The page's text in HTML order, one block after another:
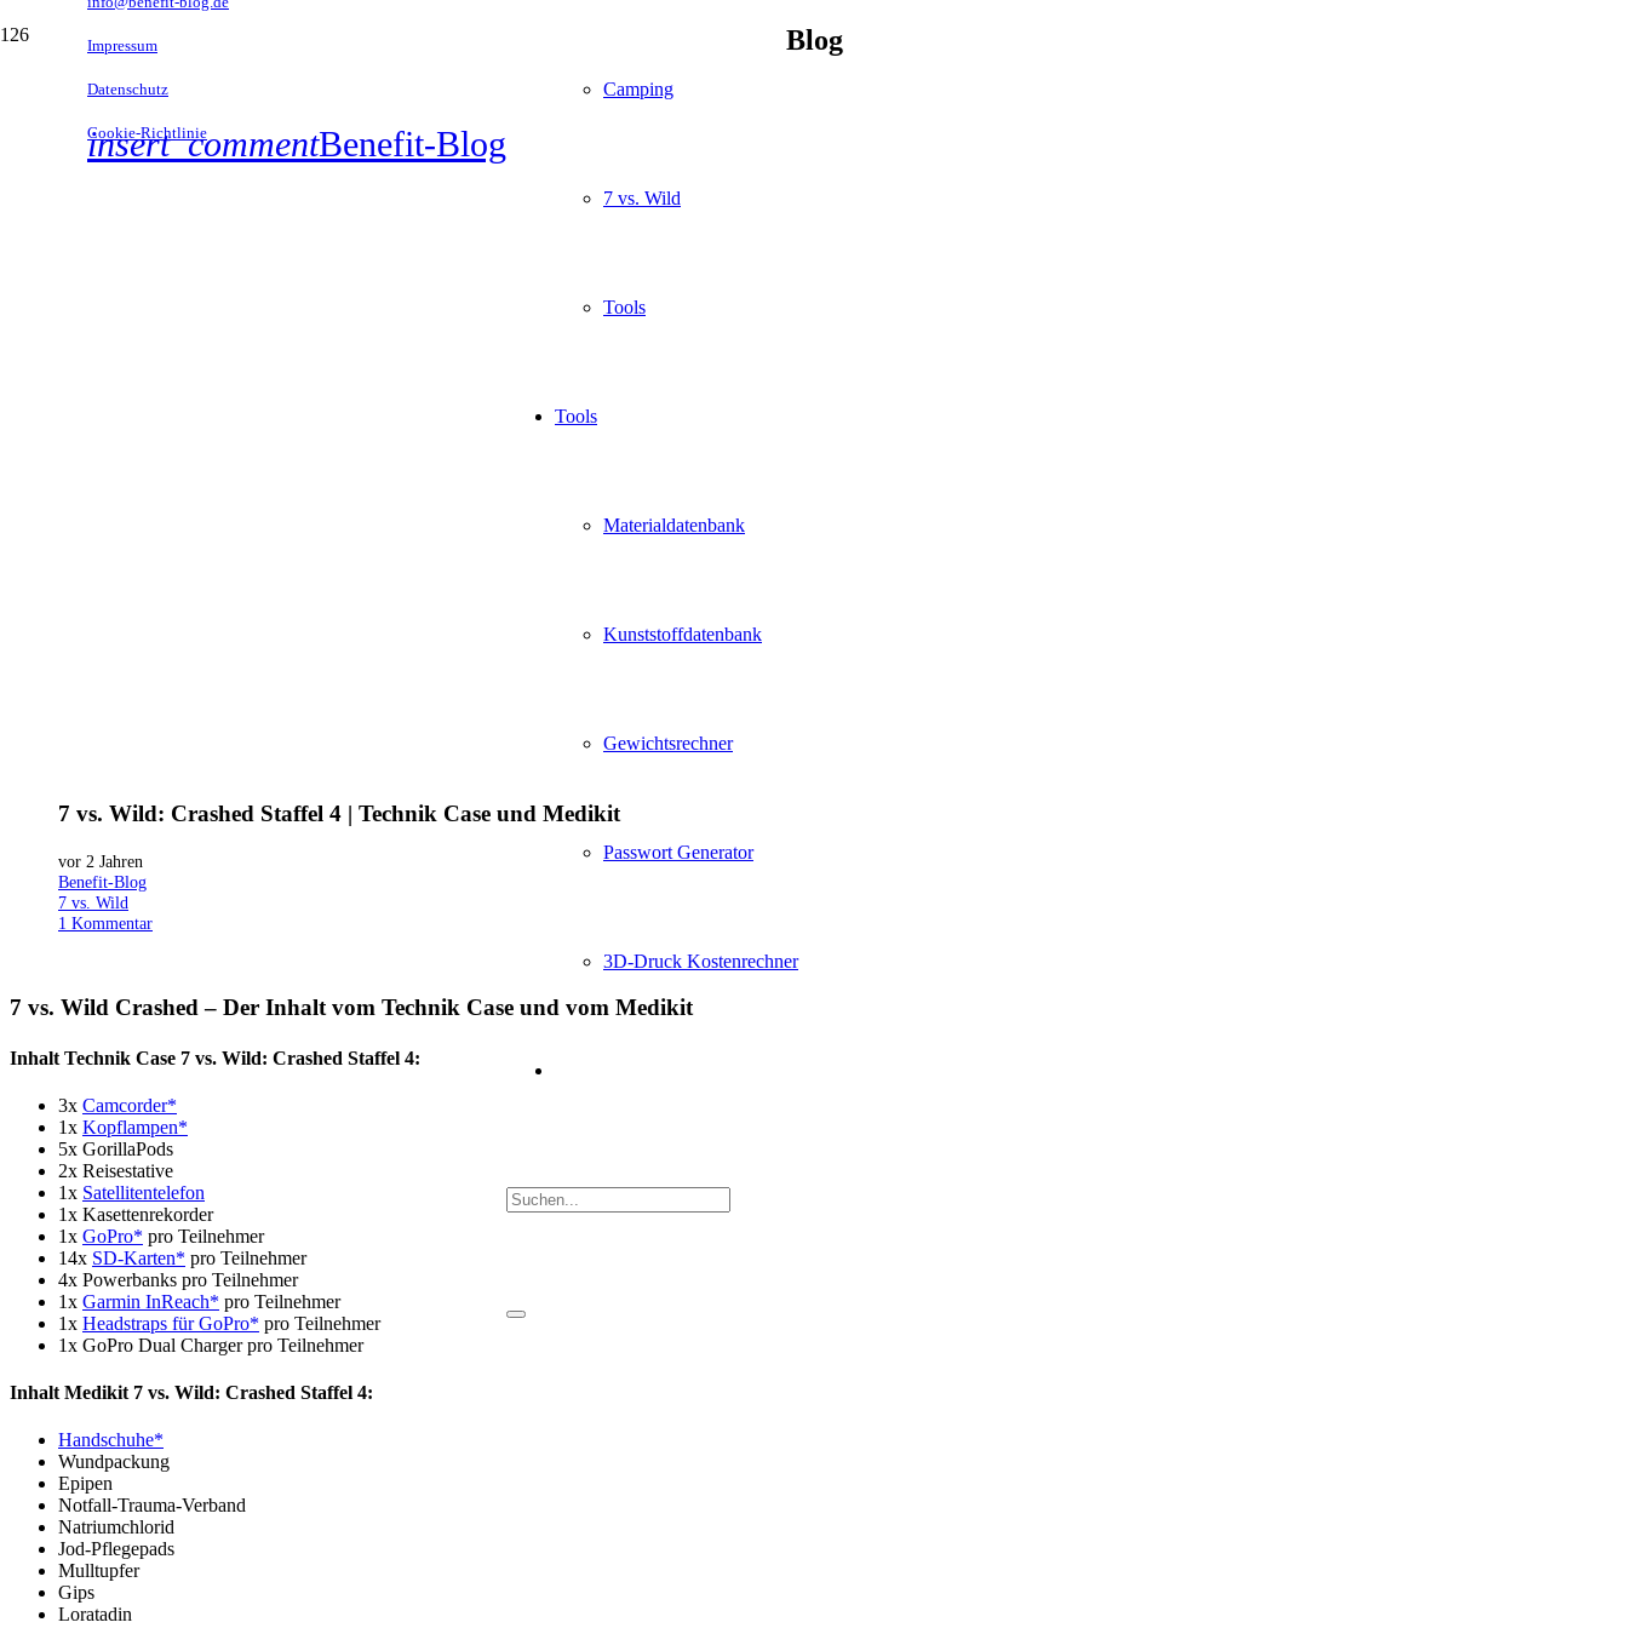
Impressum
Datenschutz
Cookie-Richtlinie
insert_commentBenefit-Blog
Camping
7 vs. Wild
Tools
Tools
Materialdatenbank
Kunststoffdatenbank
Gewichtsrechner
Passwort Generator
3D-Druck Kostenrechner
Blog
7 vs. Wild: Crashed Staffel 4 | Technik Case und Medikit
vor 2 Jahren
Benefit-Blog
7 vs. Wild
1 Kommentar
7 vs. Wild Crashed – Der Inhalt vom Technik Case und vom Medikit
Inhalt Technik Case 7 vs. Wild: Crashed Staffel 4:
3x Camcorder*
1x Kopflampen*
5x GorillaPods
2x Reisestative
1x Satellitentelefon
1x Kasettenrekorder
1x GoPro* pro Teilnehmer
14x SD-Karten* pro Teilnehmer
4x Powerbanks pro Teilnehmer
1x Garmin InReach* pro Teilnehmer
1x Headstraps für GoPro* pro Teilnehmer
1x GoPro Dual Charger pro Teilnehmer
Inhalt Medikit 7 vs. Wild: Crashed Staffel 4:
Handschuhe*
Wundpackung
Epipen
Notfall-Trauma-Verband
Natriumchlorid
Jod-Pflegepads
Mulltupfer
Gips
Loratadin